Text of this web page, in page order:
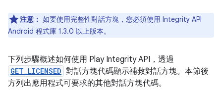
注意： 如要使用完整性對話方塊，您必須使用 Integrity API
Android 程式庫 1.3.0 以上版本。
下列步驟概述如何使用 Play Integrity API，透過
GET_LICENSED 對話方塊代碼顯示補救對話方塊。本節後
方列出應用程式可要求的其他對話方塊代碼。